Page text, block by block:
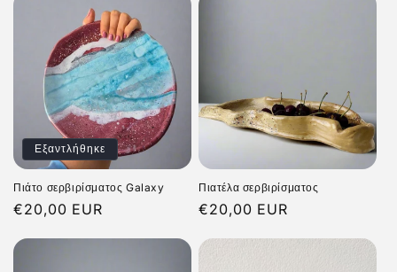
Εξαντλήθηκε
Πιάτο σερβιρίσματος Galaxy
Κανονική
€20,00 EUR
Πιατέλα σερβιρίσματος
Κανονική
€20,00 EUR